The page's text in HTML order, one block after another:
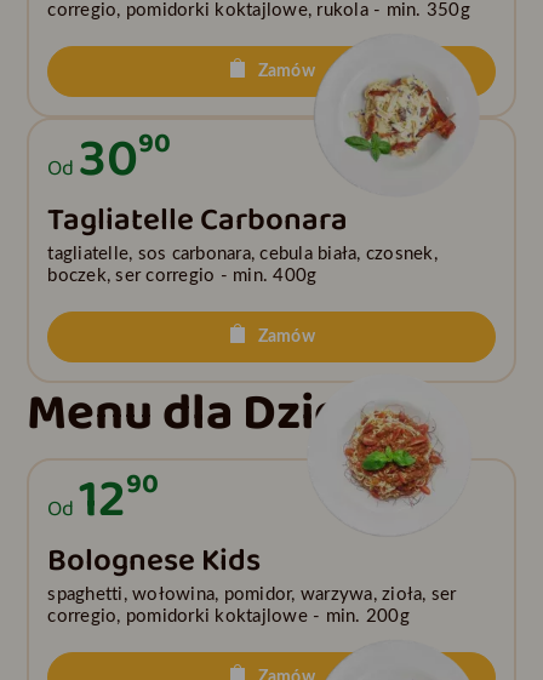
corregio, pomidorki koktajlowe, rukola - min. 350g
Zamów
Od 3090
Tagliatelle Carbonara
tagliatelle, sos carbonara, cebula biała, czosnek,
boczek, ser corregio - min. 400g
Zamów
Menu dla Dzieci
Od1290
Bolognese Kids
spaghetti, wołowina, pomidor, warzywa, zioła, ser
corregio, pomidorki koktajlowe - min. 200g